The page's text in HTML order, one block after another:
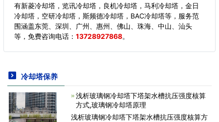
有新菱冷却塔，览讯冷却塔，良机冷却塔，马利冷却塔，金日
冷却塔，空研冷却塔，斯频德冷却塔，BAC冷却塔等，服务范
围涵盖东莞、深圳、广州、惠州、佛山、珠海、中山、汕头
等， 免费咨询电话： 13728927868。
冷却塔保养
浅析玻璃钢冷却塔下塔架水槽抗压强度核算
方式,玻璃钢冷却塔原理
浅析玻璃钢冷却塔下塔架水槽抗压强度核算方